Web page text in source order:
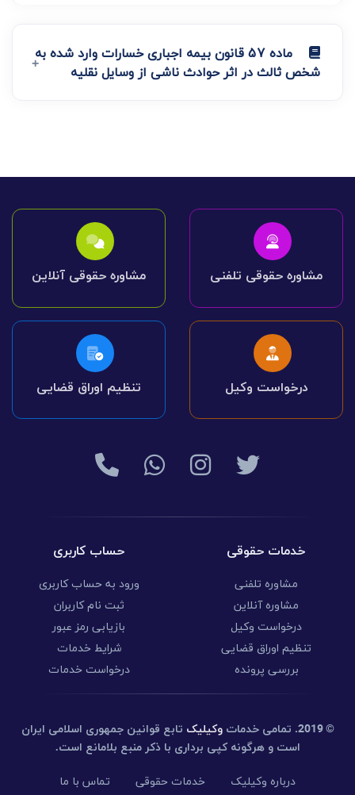
ماده 57 قانون بیمه اجباری خسارات وارد شده به
شخص ثالث در اثر حوادث ناشی از وسایل نقلیه
مشاوره حقوقی تلفنی مشاوره حقوقی آنلاین
درخواست وکیل تنظیم اوراق قضایی
خدمات حقوقی
مشاوره تلفنی
مشاوره آنلاین
درخواست وکیل
تنظیم اوراق قضایی
بررسی پرونده
حساب کاربری
ورود به حساب کاربری
ثبت نام کاربران
بازیابی رمز عبور
شرایط خدمات
درخواست خدمات
© 2019. تمامی خدماتوکیلیک تابع قوانین جمهوری اسلامی ایران
است و هرگونه کپی برداری با ذکر منبع بلامانع است.
درباره وکیلیک خدمات حقوقی تماس با ما